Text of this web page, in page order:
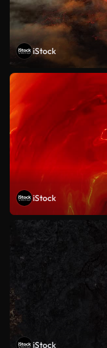
iStock
iStock
iStock